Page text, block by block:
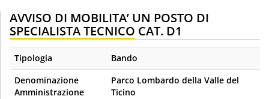
AVVISO DI MOBILITA’ UN POSTO DI
SPECIALISTA TECNICO CAT. D1
Tipologia
Bando
Denominazione
Amministrazione
Parco Lombardo della Valle del
Ticino